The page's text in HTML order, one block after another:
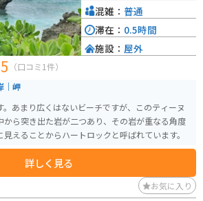
5 （口コミ1件）
｜岬
あまり広くはないビーチですが、このティーヌ
から突き出た岩が二つあり、その岩が重なる角度
えることからハートロックと呼ばれています。
詳しく見る
混雑： 普通
滞在： 0.5時間
施設： 屋外
お気に入り